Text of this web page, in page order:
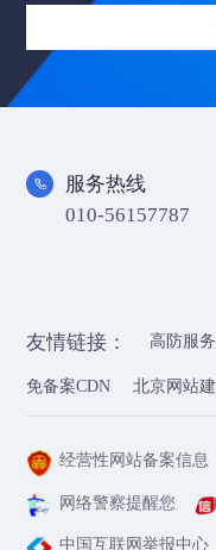
服务热线
010-56157787
友情链接： 高防服
免备案CDN 北京网站
经营性网站备案信息
网络警察提醒您
中国互联网举报中心